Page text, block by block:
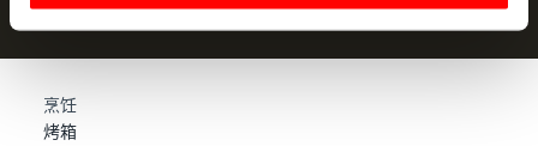
Identificare il tuo dispositivo, scansionandolo
Approfondisci come vengono elaborati i tuoi dati personali
e imposta le tue preferenze nella
烹饪
烤箱